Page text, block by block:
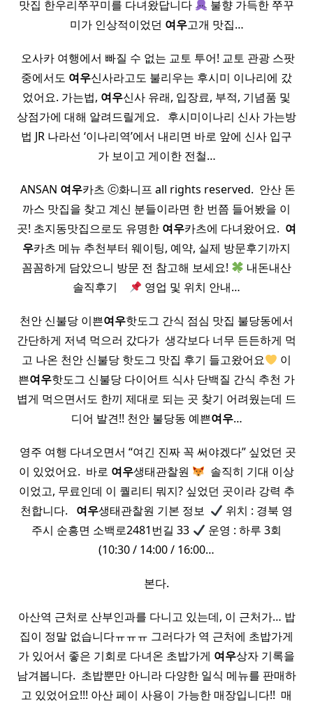
맛집 한우리쭈꾸미를 다녀왔답니다
불향 가득한 쭈꾸
미가 인상적이었던 여우고개 맛집…
​ 오사카 여행에서 빠질 수 없는 교토 투어! 교토 관광 스팟
중에서도 여우신사라고도 불리우는 후시미 이나리에 갔
었어요. 가는법, 여우신사 유래, 입장료, 부적, 기념품 및
상점가에 대해 알려드릴게요. ​ ​ 후시미이나리 신사 가는방
법 JR 나라선 ‘이나리역’에서 내리면 바로 앞에 신사 입구
가 보이고 게이한 전철…
​ ANSAN 여우카츠 ⓒ화니프 all rights reserved. ​ 안산 돈
까스 맛집을 찾고 계신 분들이라면 한 번쯤 들어봤을 이
곳! 초지동맛집으로도 유명한 여우카츠에 다녀왔어요. ​ 여
우카츠 메뉴 추천부터 웨이팅, 예약, 실제 방문후기까지
꼼꼼하게 담았으니 방문 전 참고해 보세요!
내돈내산
솔직후기 ​ ​ ​
영업 및 위치 안내…
천안 신불당 이쁜여우핫도그 간식 점심 맛집 불당동에서
간단하게 저녁 먹으러 갔다가 ​ 생각보다 너무 든든하게 먹
고 나온 천안 신불당 핫도그 맛집 후기 들고왔어요
이
쁜여우핫도그 신불당 다이어트 식사 단백질 간식 추천 가
볍게 먹으면서도 한끼 제대로 되는 곳 찾기 어려웠는데 드
디어 발견!! 천안 불당동 예쁜여우…
​ 영주 여행 다녀오면서 “여긴 진짜 꼭 써야겠다” 싶었던 곳
이 있었어요. ​ 바로 여우생태관찰원
​ 솔직히 기대 이상
이었고, 무료인데 이 퀄리티 뭐지? 싶었던 곳이라 강력 추
천합니다. ​ ​ 여우생태관찰원 기본 정보 ​
위치 : 경북 영
주시 순흥면 소백로2481번길 33
운영 : 하루 3회
(10:30 / 14:00 / 16:00…
본다.
아산역 근처로 산부인과를 다니고 있는데, 이 근처가… 밥
집이 정말 없습니다ㅠㅠㅠ 그러다가 역 근처에 초밥가게
가 있어서 좋은 기회로 다녀온 초밥가게 여우상자 기록을
남겨봅니다. ​ 초밥뿐만 아니라 다양한 일식 메뉴를 판매하
고 있었어요!!! 아산 페이 사용이 가능한 매장입니다!! ​ 매